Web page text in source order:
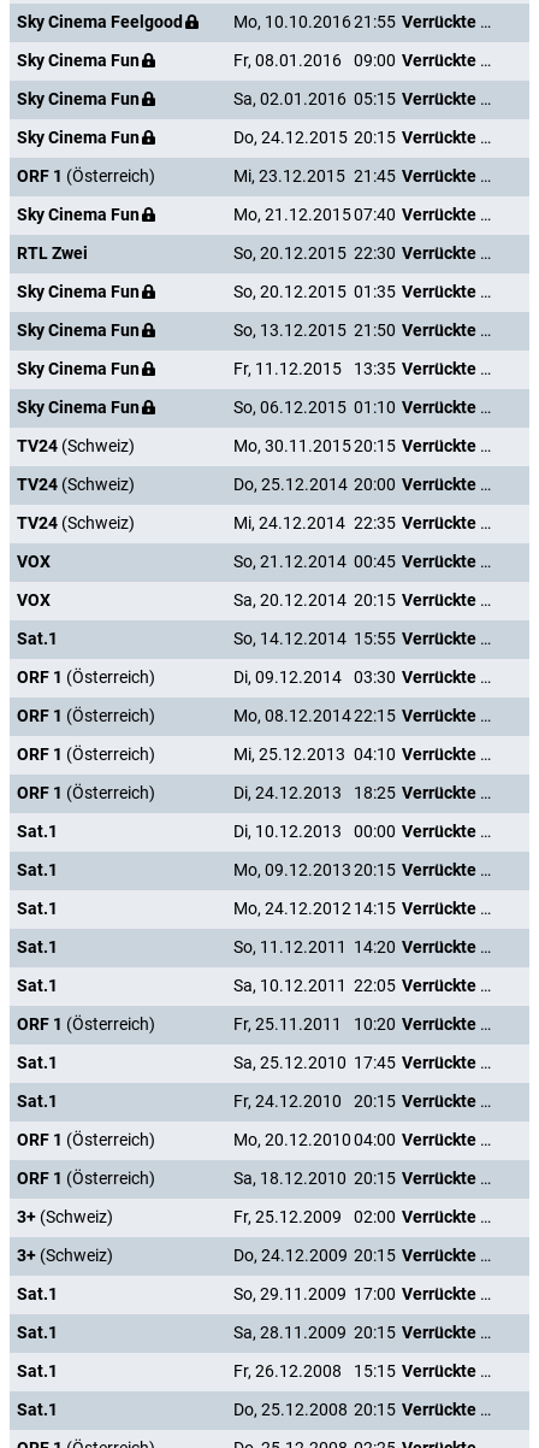
Sky Cinema Feelgood
Mo, 10.10.201621:55
Verrückte Weihnachten
Sky Cinema Fun
Fr, 08.01.2016 09:00
Verrückte Weihnachten
Sky Cinema Fun
Sa, 02.01.2016 05:15
Verrückte Weihnachten
Sky Cinema Fun
Do, 24.12.2015 20:15
Verrückte Weihnachten
ORF 1 (Österreich) Mi, 23.12.2015 21:45
Verrückte Weihnachten
Sky Cinema Fun
Mo, 21.12.201507:40
Verrückte Weihnachten
RTL Zwei
So, 20.12.2015 22:30
Verrückte Weihnachten
Sky Cinema Fun
So, 20.12.2015 01:35
Verrückte Weihnachten
Sky Cinema Fun
So, 13.12.2015 21:50
Verrückte Weihnachten
Sky Cinema Fun
Fr, 11.12.2015 13:35
Verrückte Weihnachten
Sky Cinema Fun
So, 06.12.2015 01:10
Verrückte Weihnachten
TV24 (Schweiz) Mo, 30.11.201520:15
Verrückte Weihnachten
TV24 (Schweiz) Do, 25.12.2014 20:00
Verrückte Weihnachten
TV24 (Schweiz) Mi, 24.12.2014 22:35
Verrückte Weihnachten
VOX
So, 21.12.2014 00:45
Verrückte Weihnachten
VOX
Sa, 20.12.2014 20:15
Verrückte Weihnachten
Sat.1
So, 14.12.2014 15:55
Verrückte Weihnachten
ORF 1 (Österreich) Di, 09.12.2014 03:30
Verrückte Weihnachten
ORF 1 (Österreich) Mo, 08.12.201422:15
Verrückte Weihnachten
ORF 1 (Österreich) Mi, 25.12.2013 04:10
Verrückte Weihnachten
ORF 1 (Österreich) Di, 24.12.2013 18:25
Verrückte Weihnachten
Sat.1
Di, 10.12.2013 00:00
Verrückte Weihnachten
Sat.1
Mo, 09.12.201320:15
Verrückte Weihnachten
Sat.1
Mo, 24.12.201214:15
Verrückte Weihnachten
Sat.1
So, 11.12.2011 14:20
Verrückte Weihnachten
Sat.1
Sa, 10.12.2011 22:05
Verrückte Weihnachten
ORF 1 (Österreich) Fr, 25.11.2011 10:20
Verrückte Weihnachten
Sat.1
Sa, 25.12.2010 17:45
Verrückte Weihnachten
Sat.1
Fr, 24.12.2010 20:15
Verrückte Weihnachten
ORF 1 (Österreich) Mo, 20.12.201004:00
Verrückte Weihnachten
ORF 1 (Österreich) Sa, 18.12.2010 20:15
Verrückte Weihnachten
3+ (Schweiz) Fr, 25.12.2009 02:00
Verrückte Weihnachten
3+ (Schweiz) Do, 24.12.2009 20:15
Verrückte Weihnachten
Sat.1
So, 29.11.2009 17:00
Verrückte Weihnachten
Sat.1
Sa, 28.11.2009 20:15
Verrückte Weihnachten
Sat.1
Fr, 26.12.2008 15:15
Verrückte Weihnachten
Sat.1
Do, 25.12.2008 20:15
Verrückte Weihnachten